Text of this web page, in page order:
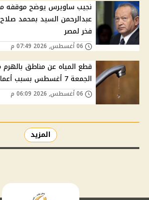
نجيب ساويرس يوضح موقفه
عبدالرحمن السيد بمحمد
فخر لمصر
قطع المياه عن مناطق
الجمعة 7 أغسطس بسبب أعمال مترو الطالبية
المزيد